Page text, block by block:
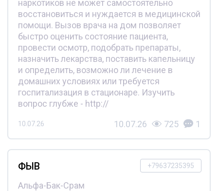
наркотиков не может самостоятельно
восстановиться и нуждается в медицинской
помощи. Вызов врача на дом позволяет
быстро оценить состояние пациента,
провести осмотр, подобрать препараты,
назначить лекарства, поставить капельницу
и определить, возможно ли лечение в
домашних условиях или требуется
госпитализация в стационаре. Изучить
вопрос глубже - http://
10.07.26 10.07.26 725 1
+79637235395
ФЫВ
Альфа-Бак-Срам